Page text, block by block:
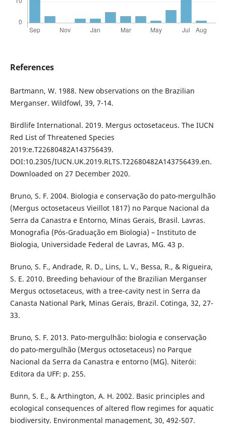
References
Bartmann, W. 1988. New observations on the Brazilian
Merganser. Wildfowl, 39, 7-14.
Birdlife International. 2019. Mergus octosetaceus. The IUCN
Red List of Threatened Species
2019:e.T22680482A143756439.
DOI:10.2305/IUCN.UK.2019.RLTS.T22680482A143756439.en.
Downloaded on 27 December 2020.
Bruno, S. F. 2004. Biologia e conservação do pato-mergulhão
(Mergus octosetaceus Vieillot 1817) no Parque Nacional da
Serra da Canastra e Entorno, Minas Gerais, Brasil. Lavras.
Monografia (Pós-Graduação em Biologia) – Instituto de
Biologia, Universidade Federal de Lavras, MG. 43 p.
Bruno, S. F., Andrade, R. D., Lins, L. V., Bessa, R., & Rigueira,
S. E. 2010. Breeding behaviour of the Brazilian Merganser
Mergus octosetaceus, with a tree-cavity nest in Serra da
Canasta National Park, Minas Gerais, Brazil. Cotinga, 32, 27-
33.
Bruno, S. F. 2013. Pato-mergulhão: biologia e conservação
do pato-mergulhão (Mergus octosetaceus) no Parque
Nacional da Serra da Canastra e entorno (MG). Niterói:
Editora da UFF: p. 255.
Bunn, S. E., & Arthington, A. H. 2002. Basic principles and
ecological consequences of altered flow regimes for aquatic
biodiversity. Environmental management, 30, 492-507.